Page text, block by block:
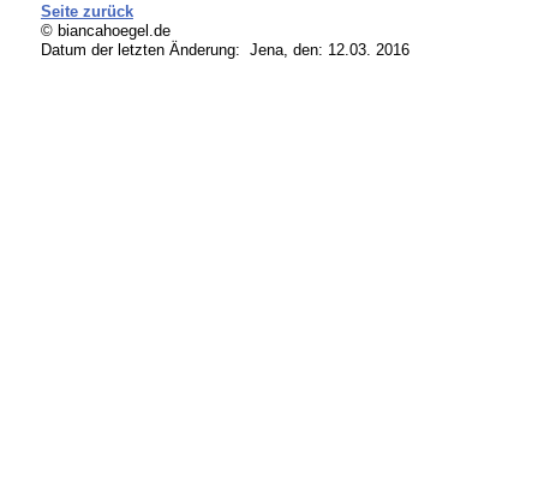
Seite zurück
© biancahoegel.de
Datum der letzten Änderung: Jena, den: 12.03. 2016